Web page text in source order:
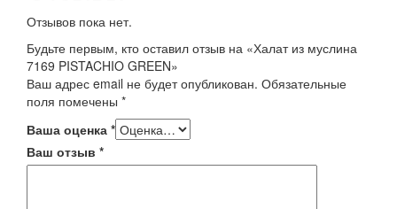
Отзывов пока нет.
Будьте первым, кто оставил отзыв на «Халат из муслина
7169 PISTACHIO GREEN»
Ваш адрес email не будет опубликован. Обязательные
поля помечены *
Ваша оценка *
Ваш отзыв *